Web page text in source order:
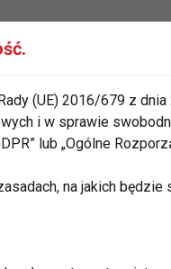
(UE) 2016/679 z
i w sprawie
lub „Ogólne
na jakich będzie